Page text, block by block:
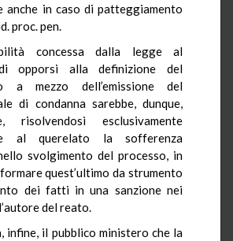
anche in caso di patteggiamento
proc. pen.
concessa dalla legge al
opporsi alla definizione del
a mezzo dell’emissione del
di condanna sarebbe, dunque,
risolvendosi esclusivamente
al querelato la sofferenza
svolgimento del processo, in
quest’ultimo da strumento
dei fatti in una sanzione nei
del reato.
infine, il pubblico ministero che la